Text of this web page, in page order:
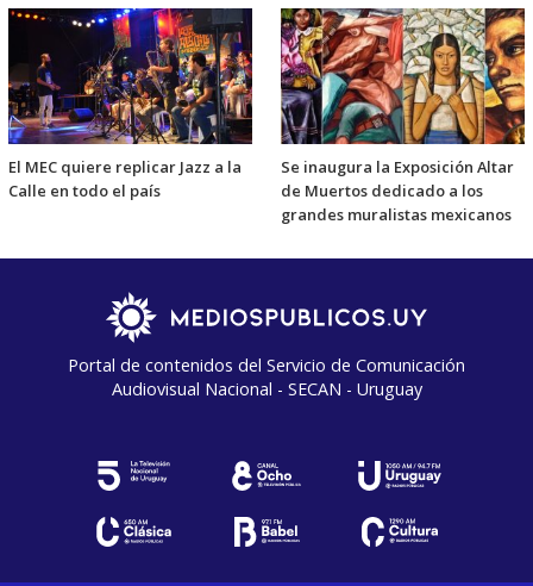
El MEC quiere replicar Jazz a la
Calle en todo el país
Se inaugura la Exposición Altar
de Muertos dedicado a los
grandes muralistas mexicanos
Portal de contenidos del Servicio de Comunicación
Audiovisual Nacional - SECAN - Uruguay